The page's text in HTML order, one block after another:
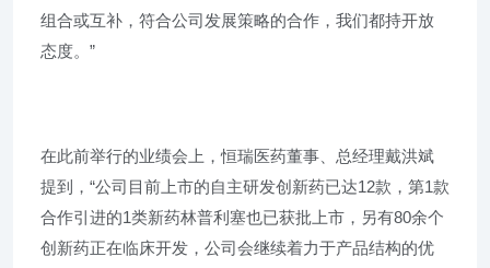
组合或互补，符合公司发展策略的合作，我们都持开放
态度。”
在此前举行的业绩会上，恒瑞医药董事、总经理戴洪斌
提到，“公司目前上市的自主研发创新药已达12款，第1款
合作引进的1类新药林普利塞也已获批上市，另有80余个
创新药正在临床开发，公司会继续着力于产品结构的优